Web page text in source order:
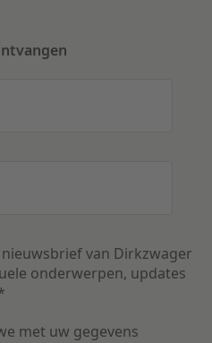
van Dirkzwager
onderwerpen, updates
met uw gegevens